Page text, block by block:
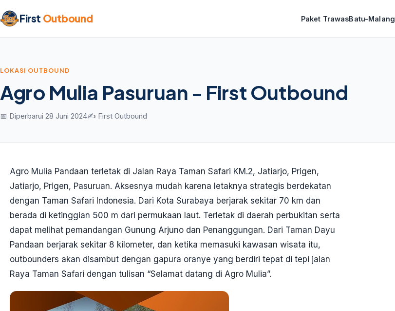
First Outbound Paket TrawasBatu-Malang
LOKASI OUTBOUND
Agro Mulia Pasuruan - First Outbound
📅 Diperbarui 28 Juni 2024✍️ First Outbound
Agro Mulia Pandaan terletak di Jalan Raya Taman Safari KM.2, Jatiarjo, Prigen,
Jatiarjo, Prigen, Pasuruan. Aksesnya mudah karena letaknya strategis berdekatan
dengan Taman Safari Indonesia. Dari Kota Surabaya berjarak sekitar 70 km dan
berada di ketinggian 500 m dari permukaan laut. Terletak di daerah perbukitan serta
dapat melihat pemandangan Gunung Arjuno dan Penanggungan. Dari Taman Dayu
Pandaan berjarak sekitar 8 kilometer, dan ketika memasuki kawasan wisata itu,
outbounders akan disambut dengan gapura oranye yang berdiri tepat di tepi jalan
Raya Taman Safari dengan tulisan “Selamat datang di Agro Mulia”.